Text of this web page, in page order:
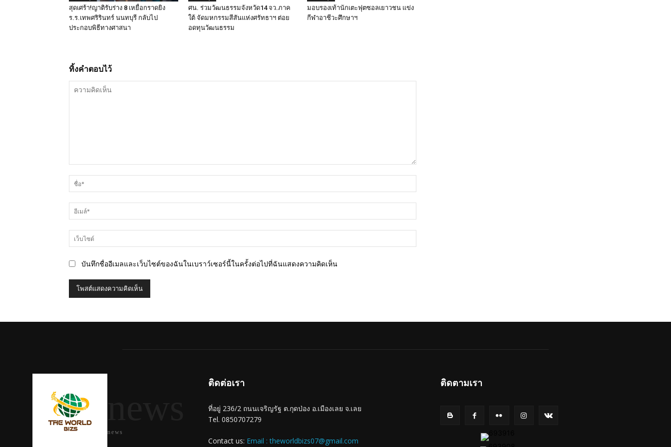
สุดเศร้า!ญาติรับร่าง 8 เหยื่อกราดยิง
ร.ร.เทพศริรินทร์ นนทบุรี กลับไป
ประกอบพิธีทางศาสนา
ศน. ร่วมวัฒนธรรมจังหวัด14 จว.ภาค
ใต้ จัดมหกรรมสีสันแห่งศรัทธาฯ ต่อย
อดทุนวัฒนธรรม
มอบรองเท้านักเตะฟุตซอลเยาวชน แข่ง
กีฬาอาชีวะศึกษาฯ
ทิ้งคำตอบไว้
คิด
เห็น
บันทึกชื่ออีเมลและเว็บไซต์ของฉันในเบราว์เซอร์นี้ในครั้งต่อไปที่ฉันแสดงความคิดเห็น
news
ติดต่อเรา
ที่อยู่ 236/2 ถนนเจริญรัฐ ต.กุดป่อง อ.เมืองเลย จ.เลย
Tel. 0850707279
Contact us: Email : theworldbizs07@gmail.com
ติดตามเรา